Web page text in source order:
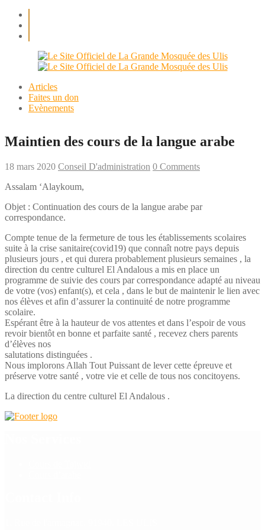
Articles
Faites un don
Evènements
Maintien des cours de la langue arabe
18 mars 2020 Conseil D'administration 0 Comments
Assalam ‘Alaykoum,
Objet : Continuation des cours de la langue arabe par
correspondance.
Compte tenue de la fermeture de tous les établissements scolaires
suite à la crise sanitaire(covid19) que connaît notre pays depuis
plusieurs jours , et qui durera probablement plusieurs semaines , la
direction du centre culturel El Andalous a mis en place un
programme de suivie des cours par correspondance adapté au niveau
de votre (vos) enfant(s), et cela , dans le but de maintenir le lien avec
nos élèves et afin d’assurer la continuité de notre programme
scolaire.
Espérant être à la hauteur de vos attentes et dans l’espoir de vous
revoir bientôt en bonne et parfaite santé , recevez chers parents
d’élèves nos
salutations distinguées .
Nous implorons Allah Tout Puissant de lever cette épreuve et
préserve votre santé , votre vie et celle de tous nos concitoyens.
La direction du centre culturel El Andalous .